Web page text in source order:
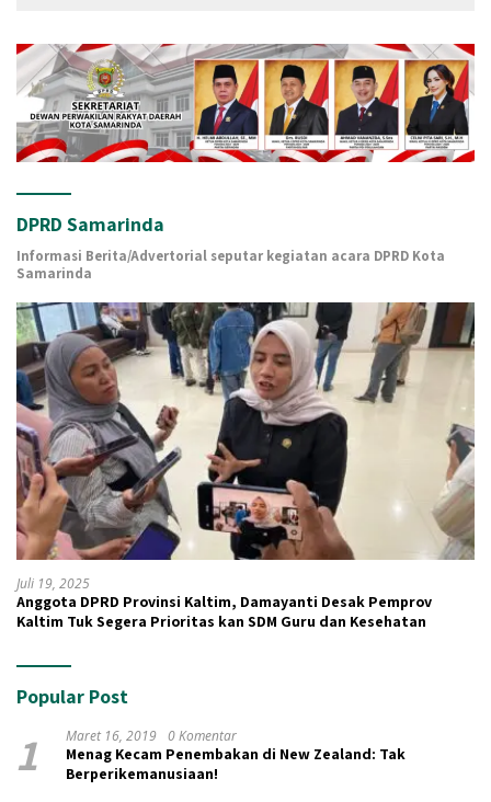
DPRD Samarinda
Informasi Berita/Advertorial seputar kegiatan acara DPRD Kota
Samarinda
Juli 19, 2025
Anggota DPRD Provinsi Kaltim, Damayanti Desak Pemprov
Kaltim Tuk Segera Prioritas kan SDM Guru dan Kesehatan
Popular Post
1 Maret 16, 2019 0 Komentar
Menag Kecam Penembakan di New Zealand: Tak
Berperikemanusiaan!